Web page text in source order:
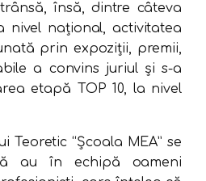
însă, dintre câteva
nivel naţional, activitatea
prin expoziţii, premii,
a convins juriul și s-a
etapă TOP 10, la nivel
Teoretic “Școala MEA” se
au în echipă oameni